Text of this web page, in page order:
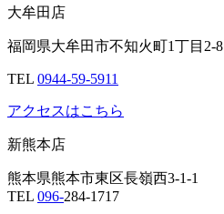
大牟田店
福岡県大牟田市不知火町1丁目2-8
TEL 0944-59-5911
アクセスはこちら
新熊本店
熊本県熊本市東区長嶺西3-1-1
TEL 096-284-1717